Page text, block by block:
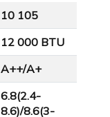
10 105
12 000 BTU
А++/А+
6.8(2.4-
8.6)/8.6(3-